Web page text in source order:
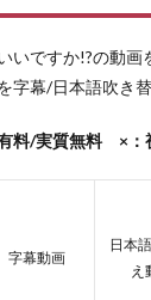
いですか!?の動画
字幕/日本語吹き
/実質無料 ×：
字幕動画
日本
え